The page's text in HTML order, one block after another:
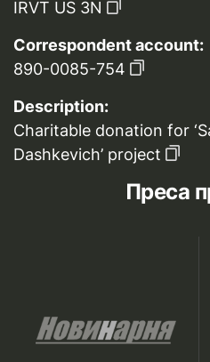
IRVT US 3N
Correspondent account:
890-0085-754
Description:
Charitable donation for
Dashkevich’ project
Преса